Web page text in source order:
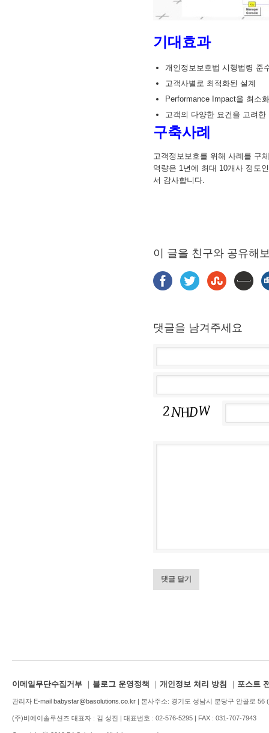
기대효과
개인정보보호법 시행법령 준
고객사별로 최적화된 설계
Performance Impact을 최소
고객의 다양한 요건을 고려
구축사례
고객정보보호를 위해 사례를 구
역량은 1년에 최대 10개사 정도
서 감사합니다.
이 글을 친구와 공유해
댓글을 남겨주세요
이메일무단수집거부 ｜ 블로그 운영정책 ｜ 개인정보 처리 방침 ｜ 포스트
관리자 E-mail babystar@basolutions.co.kr | 본사주소: 경기도 성남시 분당구 안골로 56
(주)비에이솔루션즈 대표자 : 김 성진 | 대표번호 : 02-576-5295 | FAX : 031-707-7943